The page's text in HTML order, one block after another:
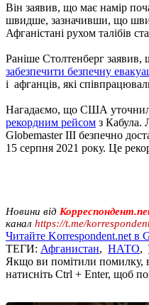
Він заявив, що має намір
швидше, зазначивши, що
Афганістані рухом талібів
Раніше Столтенберг заявив,
забезпечити безпечну
і афганців, які
Нагадаємо, що США
рекордним рейсом з
Globemaster III безпечно
15 серпня 2021 року. Це
Новини від
канал https://t.me/
Читайте Korrespondent.net в
ТЕГИ: Афганистан, НАТО,
Якщо ви помітили помилку,
натисніть Ctrl + Enter, щоб